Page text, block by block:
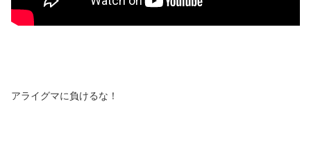
アライグマに負けるな！